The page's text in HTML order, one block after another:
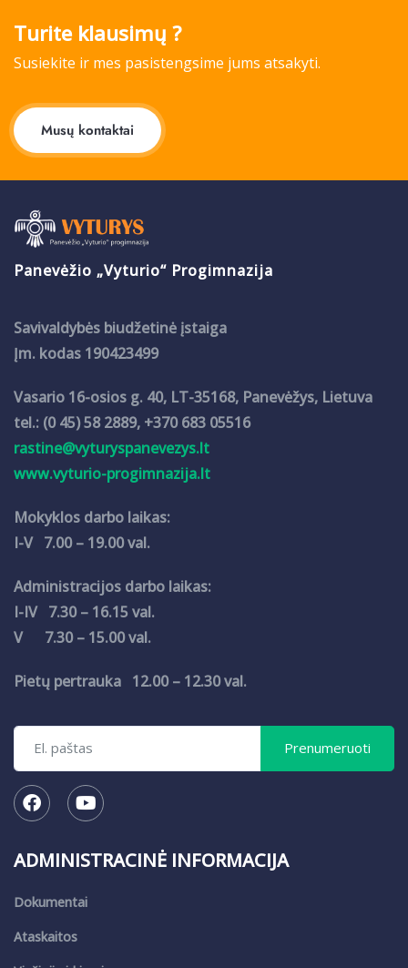
Turite klausimų ?
Susiekite ir mes pasistengsime jums atsakyti.
Musų kontaktai
Panevėžio „Vyturio“ Progimnazija
Savivaldybės biudžetinė įstaiga
Įm. kodas 190423499
Vasario 16-osios g. 40, LT-35168, Panevėžys, Lietuva
tel.: (0 45) 58 2889, +370 683 05516
rastine@vyturyspanevezys.lt
www.vyturio-progimnazija.lt
Mokyklos darbo laikas:
I-V 7.00 – 19.00 val.
Administracijos darbo laikas:
I-IV 7.30 – 16.15 val.
V 7.30 – 15.00 val.
Pietų pertrauka 12.00 – 12.30 val.
ADMINISTRACINĖ INFORMACIJA
Dokumentai
Ataskaitos